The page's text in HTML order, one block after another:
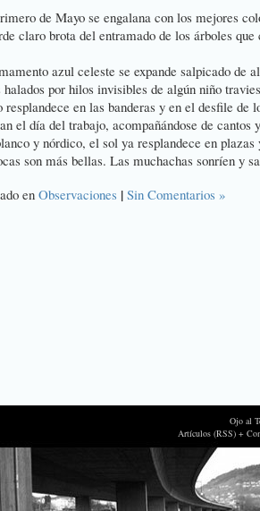
de Mayo se engalana con los mejores
claro brota del entramado de los árboles
azul celeste se expande salpicado de
halados por hilos invisibles de algún niño
resplandece en las banderas y en el desfile de
el día del trabajo, acompañándose de cantos
y nórdico, el sol ya resplandece en plazas
son más bellas. Las muchachas sonríen y
enObservaciones | Sin Comentarios »
Ojo al
Artículos (RSS) +